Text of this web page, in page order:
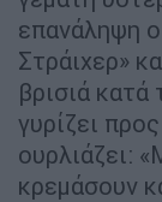
επανάληψη
Στράιχερ»
βρισιά
γυρίζει
ουρλιάζει:
κρεμάσουν